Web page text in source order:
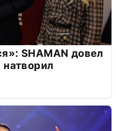
SHAMAN довел